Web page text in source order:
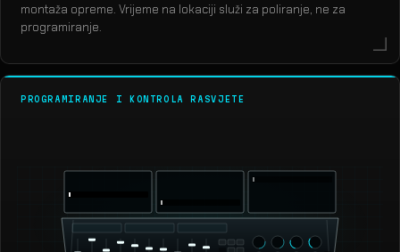
montaža opreme. Vrijeme na lokaciji služi za poliranje, ne za
programiranje.
PROGRAMIRANJE I KONTROLA RASVJETE